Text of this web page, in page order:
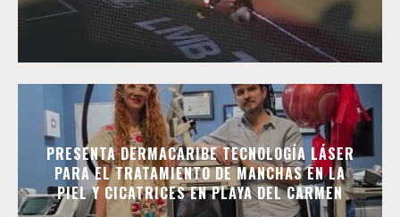
PRESENTA DERMACARIBE TECNOLOGÍA LÁSER
PARA EL TRATAMIENTO DE MANCHAS EN LA
PIEL Y CICATRICES EN PLAYA DEL CARMEN